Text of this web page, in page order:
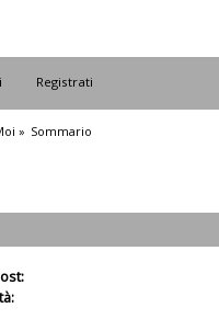
Registrati
» Sommario